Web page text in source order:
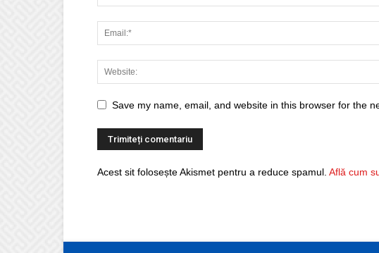
Save my name, email, and website in this browser for the
Acest sit folosește Akismet pentru a reduce spamul. Află cum